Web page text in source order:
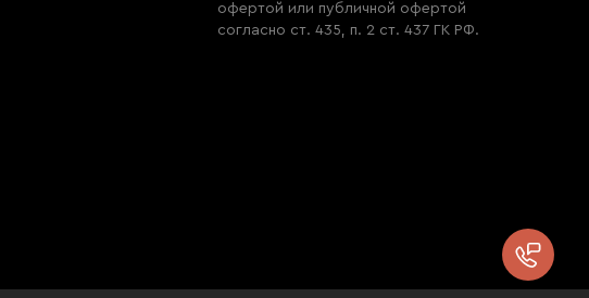
офертой или публичной офертой
согласно ст. 435, п. 2 ст. 437 ГК РФ.
мне